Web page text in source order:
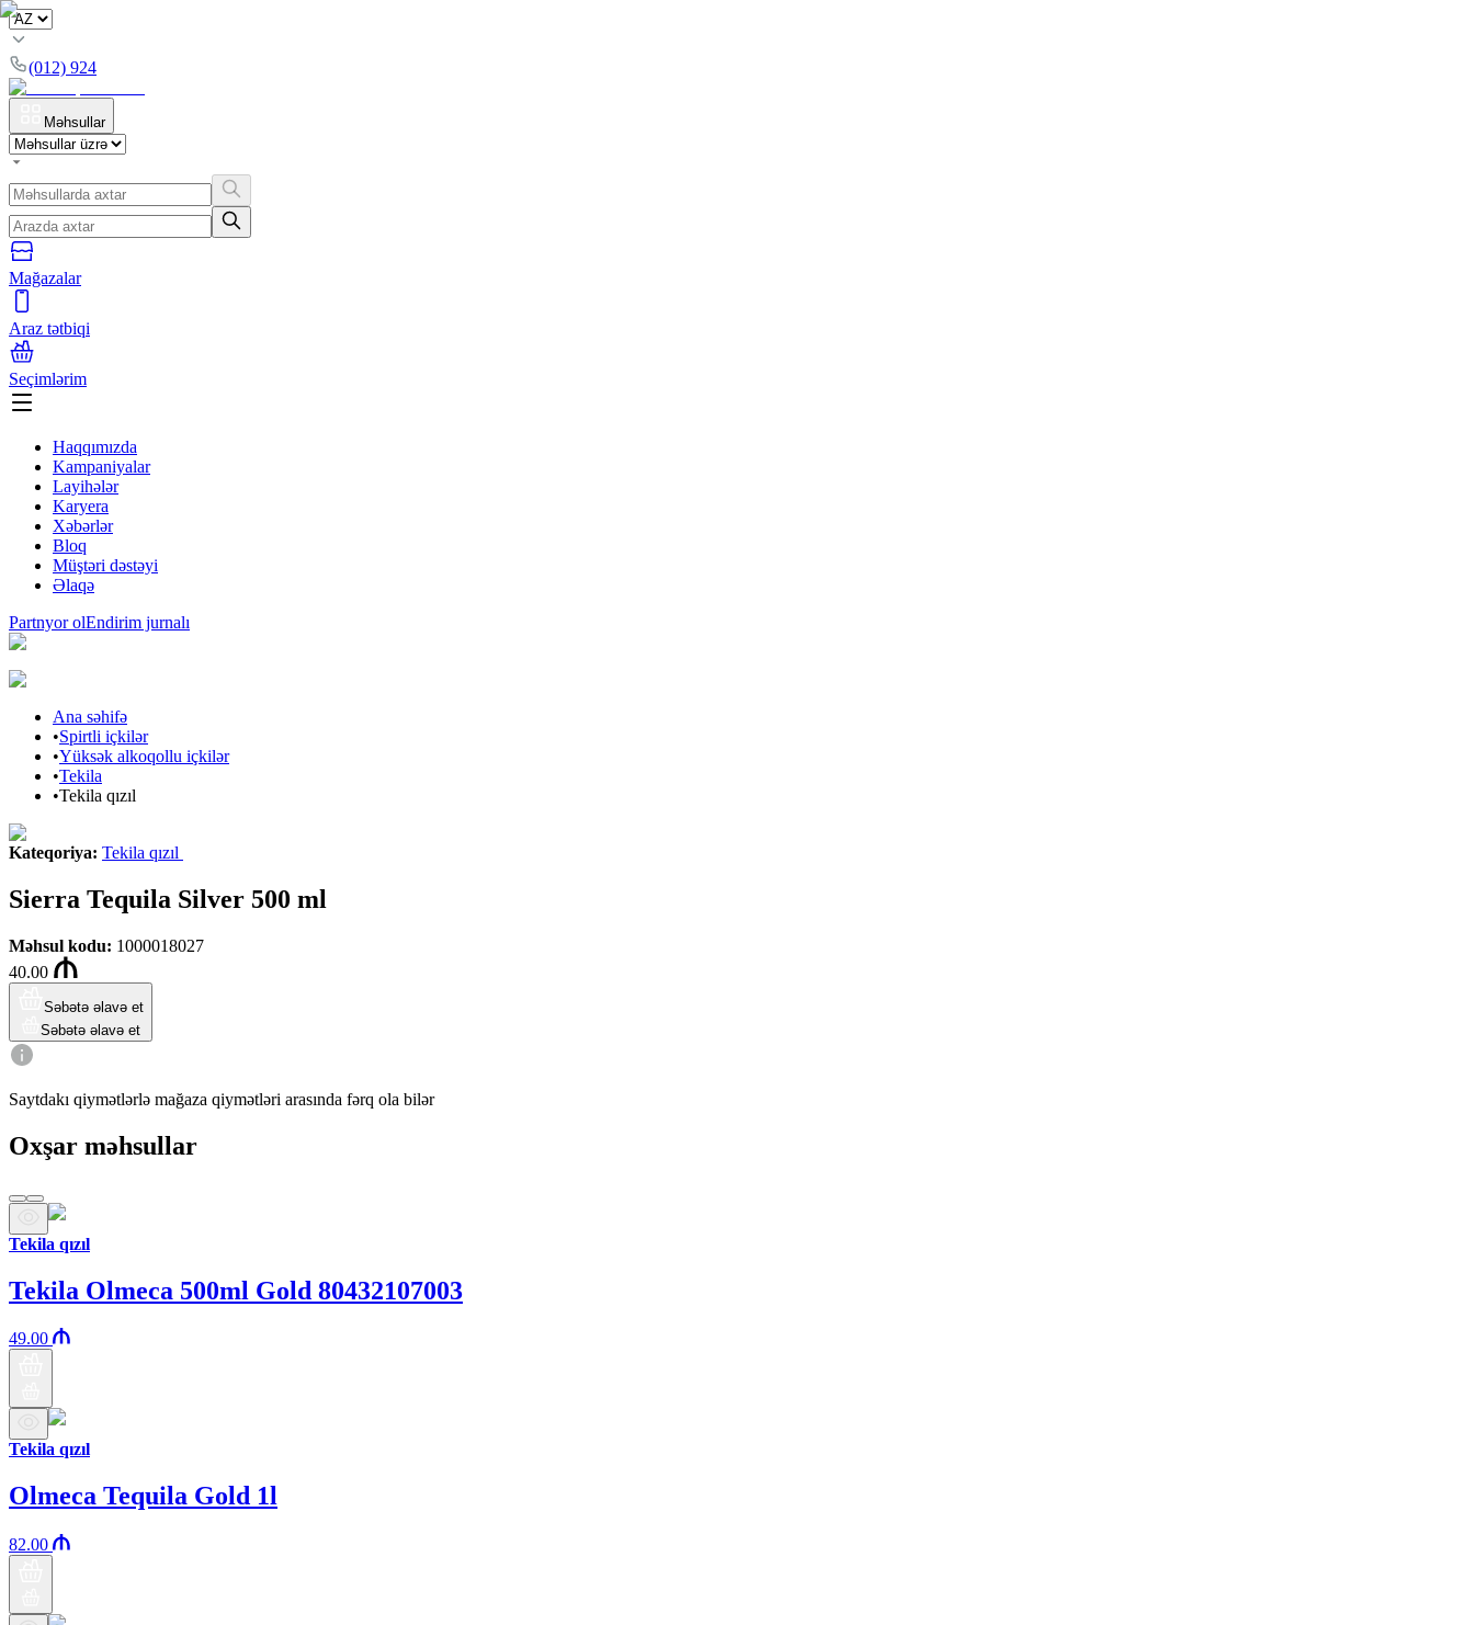
(012) 924
Məhsullar
Mağazalar
Araz tətbiqi
Seçimlərim
Haqqımızda
Kampaniyalar
Layihələr
Karyera
Xəbərlər
Bloq
Müştəri dəstəyi
Əlaqə
Partnyor olEndirim jurnalı
Ana səhifə
•Spirtli içkilər
•Yüksək alkoqollu içkilər
•Tekila
•Tekila qızıl
Kateqoriya: Tekila qızıl
Sierra Tequila Silver 500 ml
Məhsul kodu: 1000018027
40.00
Səbətə əlavə et
Səbətə əlavə et
Saytdakı qiymətlərlə mağaza qiymətləri arasında fərq ola bilər
Oxşar məhsullar
Tekila qızıl
Tekila Olmeca 500ml Gold 80432107003
49.00
Tekila qızıl
Olmeca Tequila Gold 1l
82.00